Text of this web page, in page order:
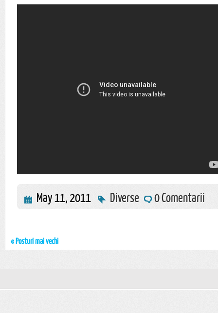
May 11, 2011 Diverse 0 Comentarii
« Posturi mai vechi